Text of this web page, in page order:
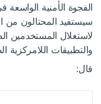
الفجوة الأمنية
لاستغلال المستخدمين
والتطبيقات اللامركزية
قال: